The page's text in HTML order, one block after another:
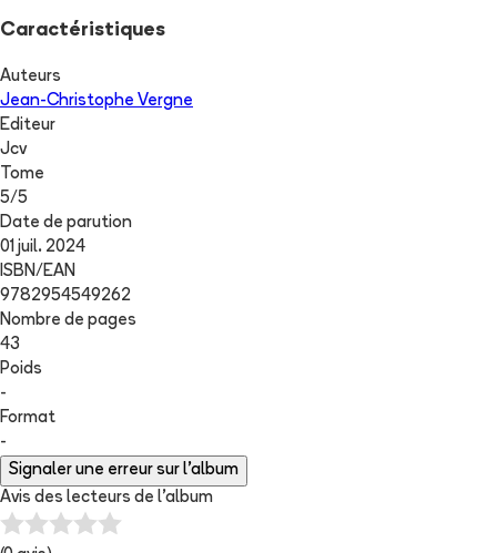
Caractéristiques
Auteurs
Jean-Christophe Vergne
Editeur
Jcv
Tome
5/5
Date de parution
01 juil. 2024
ISBN/EAN
9782954549262
Nombre de pages
43
Poids
-
Format
-
Signaler une erreur sur l'album
Avis des lecteurs de l'album